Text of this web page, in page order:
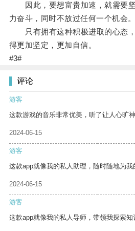
因此，要想富贵加速，就需要坚
力奋斗，同时不放过任何一个机会。
只有拥有这种积极进取的心态，
得更加坚定，更加自信。
#3#
评论
游客
这款游戏的音乐非常优美，听了让人心旷神
2024-06-15
游客
这款app就像我的私人助理，随时随地为我
2024-06-15
游客
这款app就像我的私人导师，带领我探索知